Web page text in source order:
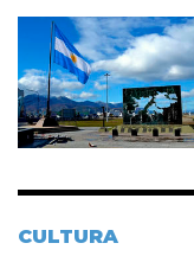
Imagen
CULTURA